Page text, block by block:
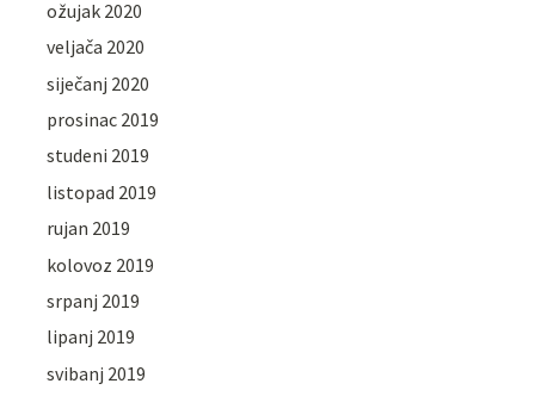
ožujak 2020
veljača 2020
siječanj 2020
prosinac 2019
studeni 2019
listopad 2019
rujan 2019
kolovoz 2019
srpanj 2019
lipanj 2019
svibanj 2019